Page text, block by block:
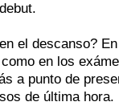
el descanso?
en los
a punto de
de última hora.